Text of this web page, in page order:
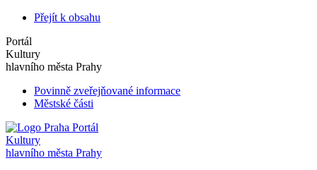
Přejít k obsahu
Portál
Kultury
hlavního města Prahy
Povinně zveřejňované informace
Městské části
Portál
Kultury
hlavního města Prahy